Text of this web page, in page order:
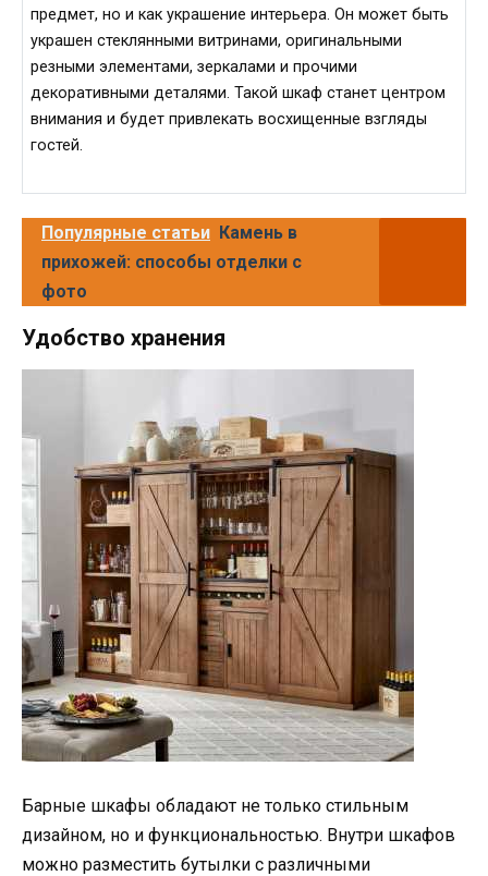
предмет, но и как украшение интерьера. Он может быть
украшен стеклянными витринами, оригинальными
резными элементами, зеркалами и прочими
декоративными деталями. Такой шкаф станет центром
внимания и будет привлекать восхищенные взгляды
гостей.
Популярные статьи Камень в
прихожей: способы отделки с
фото
Удобство хранения
Барные шкафы обладают не только стильным
дизайном, но и функциональностью. Внутри шкафов
можно разместить бутылки с различными